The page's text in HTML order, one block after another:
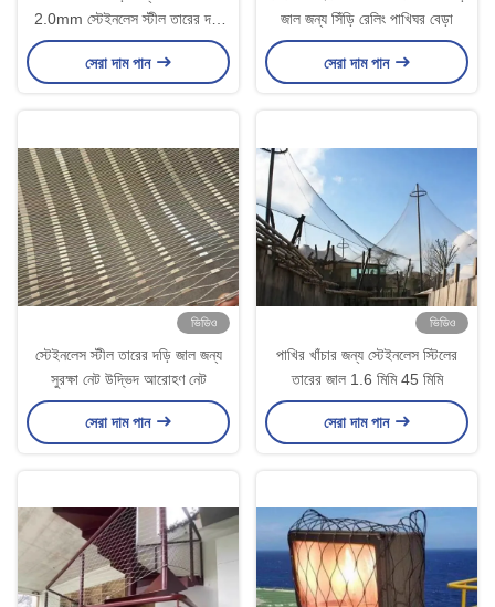
2.0mm স্টেইনলেস স্টীল তারের দড়ি
জাল
সেরা দাম পান
জাল জন্য সিঁড়ি রেলিং পাখিঘর বেড়া
সেরা দাম পান
ভিডিও
স্টেইনলেস স্টীল তারের দড়ি জাল জন্য
সুরক্ষা নেট উদ্ভিদ আরোহণ নেট
সেরা দাম পান
ভিডিও
পাখির খাঁচার জন্য স্টেইনলেস স্টিলের
তারের জাল 1.6 মিমি 45 মিমি
সেরা দাম পান